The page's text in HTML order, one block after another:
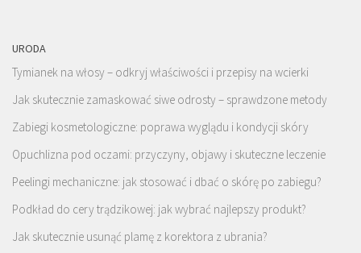
URODA
Tymianek na włosy – odkryj właściwości i przepisy na wcierki
Jak skutecznie zamaskować siwe odrosty – sprawdzone metody
Zabiegi kosmetologiczne: poprawa wyglądu i kondycji skóry
Opuchlizna pod oczami: przyczyny, objawy i skuteczne leczenie
Peelingi mechaniczne: jak stosować i dbać o skórę po zabiegu?
Podkład do cery trądzikowej: jak wybrać najlepszy produkt?
Jak skutecznie usunąć plamę z korektora z ubrania?